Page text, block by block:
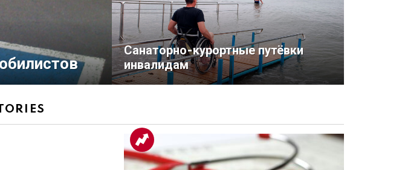
Санаторно-курортные путёвки
инвалидам